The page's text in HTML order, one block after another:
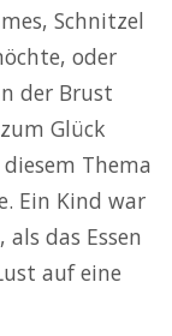
Schnitzel
oder
der Brust
Glück
Thema
Ein Kind war
das Essen
auf eine